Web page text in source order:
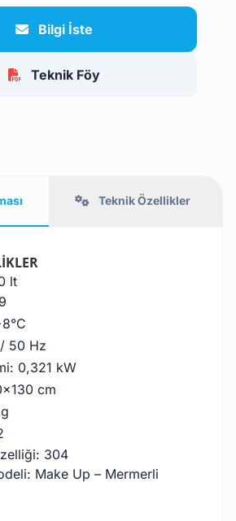
Bilgi İste
Teknik Föy
Teknik Özellikler
lt
50 Hz
0,321 kW
cm
304
Make Up – Mermerli